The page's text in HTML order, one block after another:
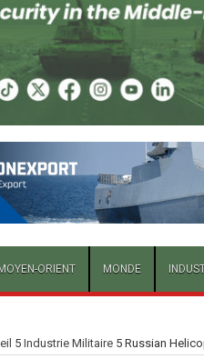
MOYEN-ORIENT MONDE
5 Industrie Militaire5 Russian